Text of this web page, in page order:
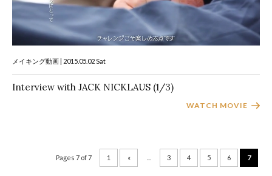
メイキング動画 | 2015.05.02 Sat
Interview with JACK NICKLAUS (1/3)
WATCH MOVIE
Pages 7 of 7 1 « 3 4 5 6 7